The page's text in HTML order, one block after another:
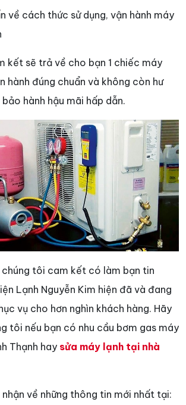
về cách thức sử dụng, vận hành máy
kết sẽ trả về cho bạn 1 chiếc máy
hành đúng chuẩn và không còn hư
hành hậu mãi hấp dẫn.
chúng tôi cam kết có làm bạn tin
Lạnh Nguyễn Kim hiện đã và đang
vụ cho hơn nghìn khách hàng. Hãy
tôi nếu bạn có nhu cầu bơm gas máy
Thạnh hay sửa máy lạnh tại nhà
về những thông tin mới nhất tại: